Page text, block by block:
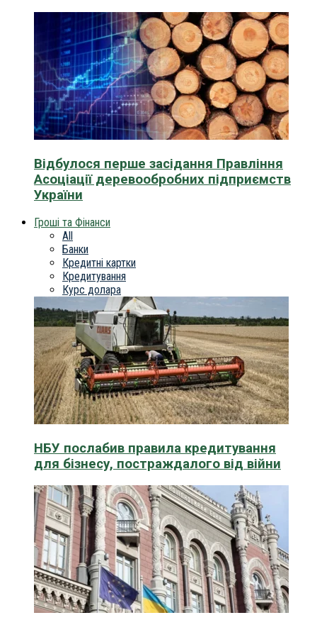
Відбулося перше засідання Правління
Асоціації деревообробних підприємств
України
Гроші та Фінанси
All
Банки
Кредитні картки
Кредитування
Курс долара
НБУ послабив правила кредитування
для бізнесу, постраждалого від війни